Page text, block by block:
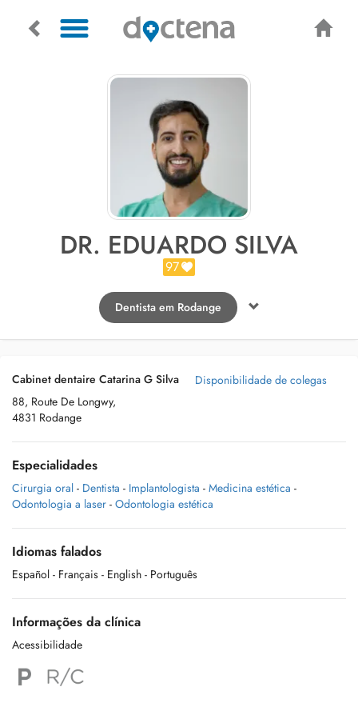
DR. EDUARDO SILVA
97
Dentista em Rodange
Cabinet dentaire Catarina G Silva
88, Route De Longwy,
4831 Rodange
Disponibilidade de colegas
Especialidades
Cirurgia oral - Dentista - Implantologista - Medicina estética -
Odontologia a laser - Odontologia estética
Idiomas falados
Español - Français - English - Português
Informações da clínica
Acessibilidade